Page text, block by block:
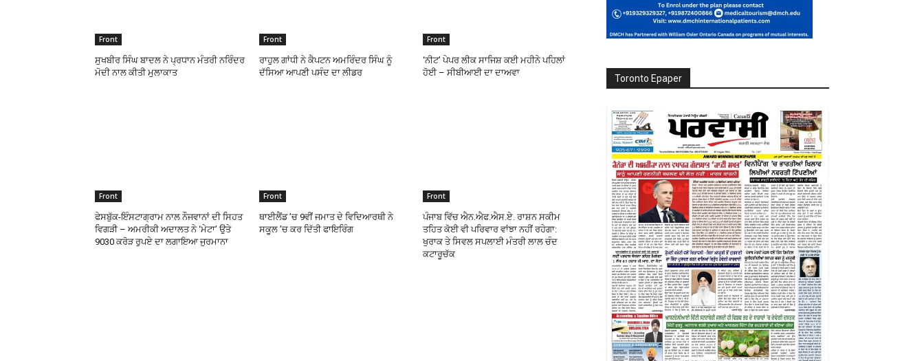
Front
ਸੁਖਬੀਰ ਸਿੰਘ ਬਾਦਲ ਨੇ ਪ੍ਰਧਾਨ ਮੰਤਰੀ ਨਰਿੰਦਰ
ਮੋਦੀ ਨਾਲ ਕੀਤੀ ਮੁਲਾਕਾਤ
Front
ਰਾਹੁਲ ਗਾਂਧੀ ਨੇ ਕੈਪਟਨ ਅਮਰਿੰਦਰ ਸਿੰਘ ਨੂੰ
ਦੱਸਿਆ ਆਪਣੀ ਪਸੰਦ ਦਾ ਲੀਡਰ
Front
‘ਨੀਟ’ ਪੇਪਰ ਲੀਕ ਸਾਜਿਸ਼ ਕਈ ਮਹੀਨੇ ਪਹਿਲਾਂ
ਹੋਈ – ਸੀਬੀਆਈ ਦਾ ਦਾਅਵਾ
Front
ਫੇਸਬੁੱਕ-ਇੰਸਟਾਗ੍ਰਾਮ ਨਾਲ ਨੌਜਵਾਨਾਂ ਦੀ ਸਿਹਤ
ਵਿਗੜੀ – ਅਮਰੀਕੀ ਅਦਾਲਤ ਨੇ ‘ਮੇਟਾ’ ਉਤੇ
9030 ਕਰੋੜ ਰੁਪਏ ਦਾ ਲਗਾਇਆ ਜੁਰਮਾਨਾ
Front
ਥਾਈਲੈਂਡ ’ਚ 9ਵੀਂ ਜਮਾਤ ਦੇ ਵਿਦਿਆਰਥੀ ਨੇ
ਸਕੂਲ ’ਚ ਕਰ ਦਿੱਤੀ ਫਾਇਰਿੰਗ
Front
ਪੰਜਾਬ ਵਿੱਚ ਐਨ.ਐਫ.ਐਸ.ਏ. ਰਾਸ਼ਨ ਸਕੀਮ
ਤਹਿਤ ਕੋਈ ਵੀ ਪਰਿਵਾਰ ਵਾਂਝਾ ਨਹੀਂ ਰਹੇਗਾ:
ਖੁਰਾਕ ਤੇ ਸਿਵਲ ਸਪਲਾਈ ਮੰਤਰੀ ਲਾਲ ਚੰਦ
ਕਟਾਰੂਚੱਕ
Toronto Epaper